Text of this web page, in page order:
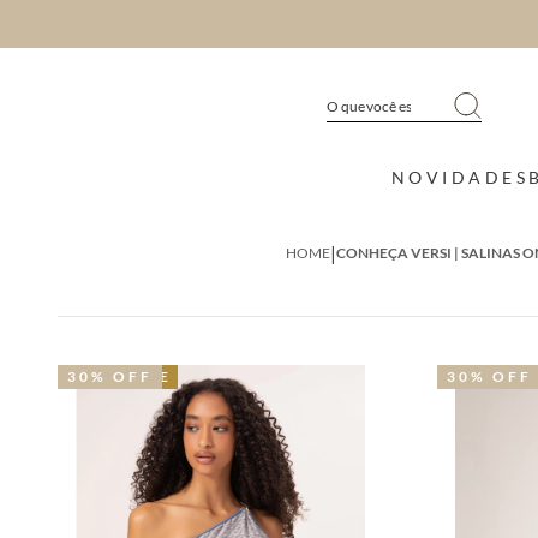
NOVIDADES
HOME|CONHEÇA VERSI | SALINAS
NOVIDADE
NOVIDADE
30% OFF 30% OFF